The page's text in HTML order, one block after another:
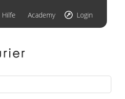
Hilfe Academy Login